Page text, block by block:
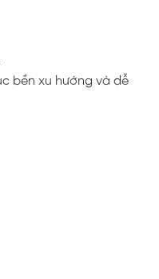
bền xu hướng và dễ